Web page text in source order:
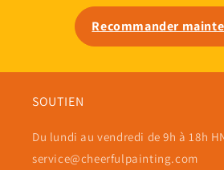
Recommander
SOUTIEN
Du lundi au vendredi de 9h à 18h
service@cheerfulpainting.com